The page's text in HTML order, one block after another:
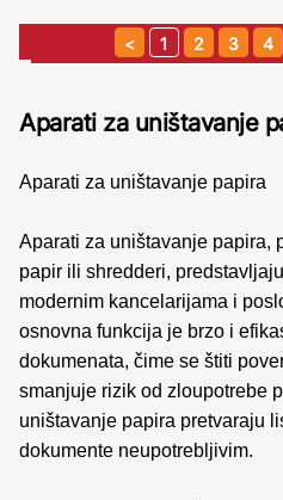
1 2 3 4
Aparati za uništavanje
Aparati za uništavanje papira
Aparati za uništavanje papira,
papir ili shredderi,
modernim kancelarijama i
osnovna funkcija je brzo i
dokumenata, čime se štiti
smanjuje rizik od zloupotrebe
uništavanje papira pretvaraju
dokumente neupotrebljivim.